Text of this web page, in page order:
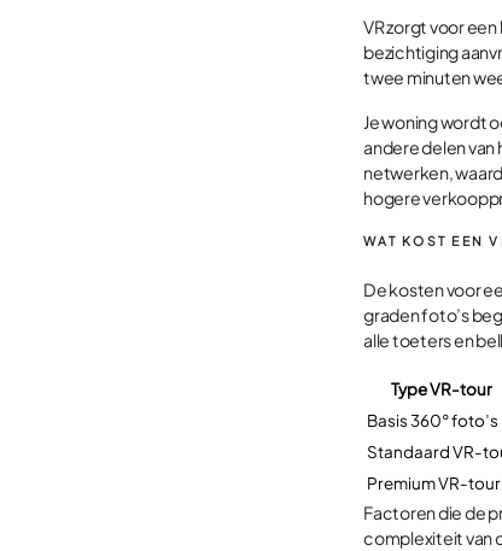
VR zorgt voor
bezichtiging
twee minuten
Je woning wordt
andere delen van
netwerken,
hogere
WAT KOST EEN
De kosten voor
graden foto’s
alle toeters en
Type VR-tour
Basis 360° foto’s
Standaard VR-
Premium VR-tour
Factoren die de
complexiteit van